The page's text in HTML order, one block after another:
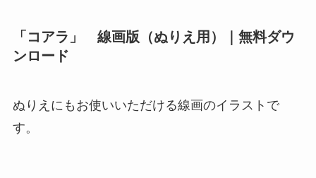
「コアラ」 線画版（ぬりえ用）｜無料ダウ
ンロード
ぬりえにもお使いいただける線画のイラストで
す。